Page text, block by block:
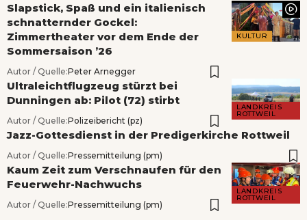
KULTUR
Slapstick, Spaß und ein italienisch
schnatternder Gockel:
Zimmertheater vor dem Ende der
Sommersaison ’26
Autor / Quelle:Peter Arnegger
LANDKREIS
ROTTWEIL
Ultraleichtflugzeug stürzt bei
Dunningen ab: Pilot (72) stirbt
Autor / Quelle:Polizeibericht (pz)
Jazz-Gottesdienst in der Predigerkirche Rottweil
Autor / Quelle:Pressemitteilung (pm)
LANDKREIS
ROTTWEIL
Kaum Zeit zum Verschnaufen für den
Feuerwehr-Nachwuchs
Autor / Quelle:Pressemitteilung (pm)